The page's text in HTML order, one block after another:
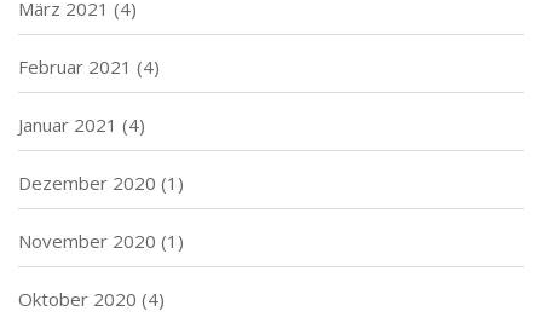
März 2021 (4)
Februar 2021 (4)
Januar 2021 (4)
Dezember 2020 (1)
November 2020 (1)
Oktober 2020 (4)